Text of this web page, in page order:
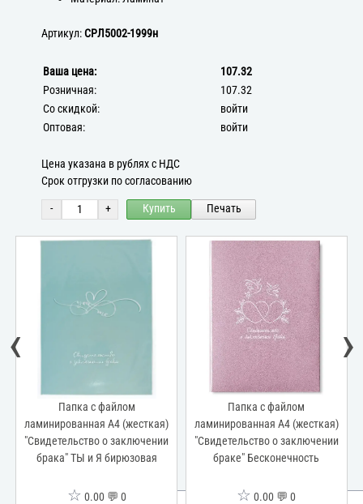
Артикул:СРЛ5002-1999н
Ваша цена:
107.32
Розничная:
107.32
Со скидкой:
войти
Оптовая:
войти
Цена указана в рублях с НДС
Срок отгрузки по согласованию
- + Купить Печать
Папка с файлом
ламинированная А4 (жесткая)
"Свидетельство о заключении
брака" ТЫ и Я бирюзовая
☆ 0.00 💬 0
Папка с файлом
ламинированная А4 (жесткая)
"Свидетельство о заключении
браке" Бесконечность
☆ 0.00 💬 0
‹ ›